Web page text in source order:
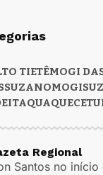
TIETÊMOGI
SUZANOMOGI
Regional
Santos no início